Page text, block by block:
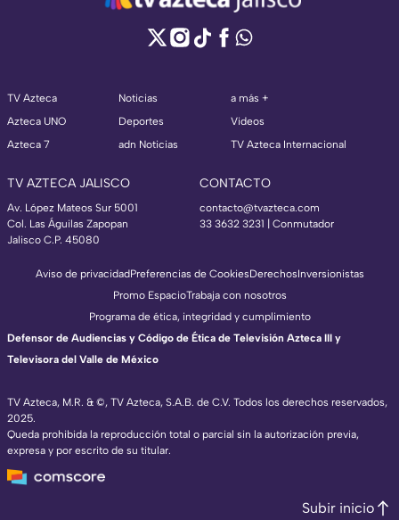
TV Azteca
Azteca UNO
Azteca 7
Noticias
Deportes
adn Noticias
a más +
Videos
TV Azteca Internacional
TV AZTECA JALISCO
Av. López Mateos Sur 5001
Col. Las Águilas Zapopan
Jalisco C.P. 45080
CONTACTO
contacto@tvazteca.com
33 3632 3231 | Conmutador
TV Azteca, M.R. & ©, TV Azteca, S.A.B. de C.V. Todos los derechos reservados,
2025.
Queda prohibida la reproducción total o parcial sin la autorización previa,
expresa y por escrito de su titular.
Aviso de privacidadPreferencias de CookiesDerechosInversionistas
Promo EspacioTrabaja con nosotros
Programa de ética, integridad y cumplimiento
Defensor de Audiencias y Código de Ética de Televisión Azteca III y
Televisora del Valle de México
Subir inicio